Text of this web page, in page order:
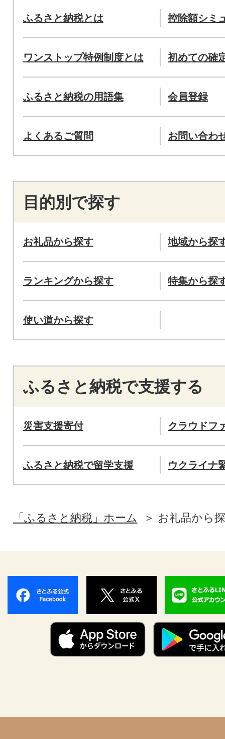
ふるさと納税とは 控除額シミ
ワンストップ特例制度とは 初めての確
ふるさと納税の用語集 会員登録
よくあるご質問 お問い合わ
目的別で探す
お礼品から探す 地域から探
ランキングから探す 特集から探
使い道から探す
ふるさと納税で支援する
災害支援寄付 クラウドフ
ふるさと納税で留学支援 ウクライナ
「ふるさと納税」ホーム お礼品から